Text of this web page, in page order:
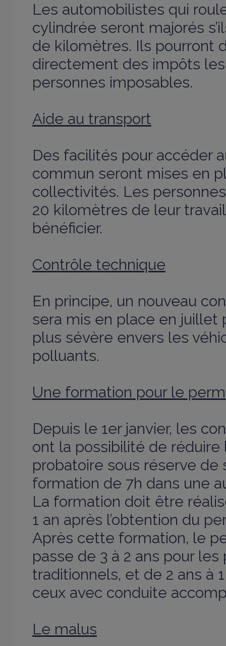
Les automobilistes qui
cylindrée seront majorés
de kilomètres. Ils pourront
directement des impôts
personnes imposables.
Aide au transport
Des facilités pour accéder
commun seront mises en
collectivités. Les
20 kilomètres de leur
bénéficier.
Contrôle technique
En principe, un nouveau
sera mis en place en juillet
plus sévère envers les
polluants.
Une formation pour le
Depuis le 1er janvier, les
ont la possibilité de
probatoire sous réserve de
formation de 7h dans une
La formation doit être
1 an après l’obtention du
Après cette formation, le
passe de 3 à 2 ans pour les
traditionnels, et de 2 ans à
ceux avec conduite
Le malus